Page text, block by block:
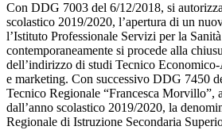
Con DDG 7003 del 6/12/2018, si
scolastico 2019/2020, l’apertura di un
l’Istituto Professionale Servizi per la
contemporaneamente si procede alla
dell’indirizzo di studi Tecnico
e marketing. Con successivo DDG 7450
Tecnico Regionale “Francesca Morvillo”,
dall’anno scolastico 2019/2020, la
Regionale di Istruzione Secondaria